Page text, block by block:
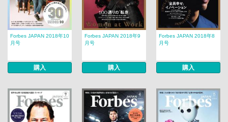
Forbes JAPAN 2018年10
月号
購入
Forbes JAPAN 2018年9
月号
購入
Forbes JAPAN 2018年8
月号
購入